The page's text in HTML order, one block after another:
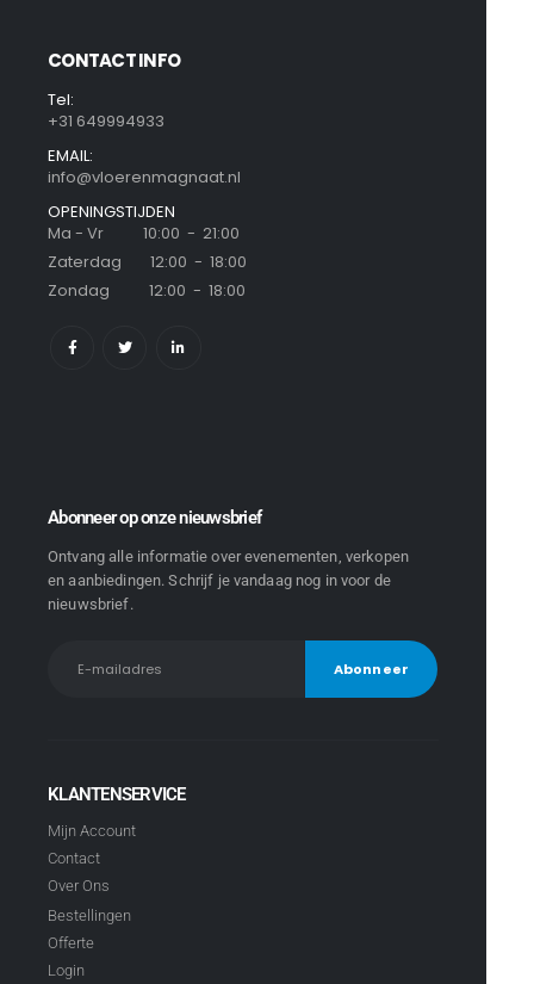
CONTACT INFO
Tel:
+31 649994933
EMAIL:
info@vloerenmagnaat.nl
OPENINGSTIJDEN
Ma - Vr 10:00 - 21:00
Zaterdag 12:00 - 18:00
Zondag 12:00 - 18:00
Abonneer op onze nieuwsbrief
Ontvang alle informatie over evenementen, verkopen
en aanbiedingen. Schrijf je vandaag nog in voor de
nieuwsbrief.
KLANTENSERVICE
Mijn Account
Contact
Over Ons
Bestellingen
Offerte
Login